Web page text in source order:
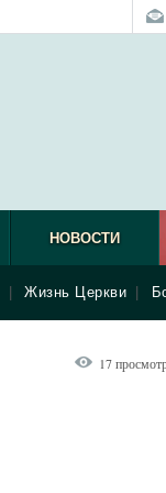
Жизнь Церкви
НОВОСТИ
17